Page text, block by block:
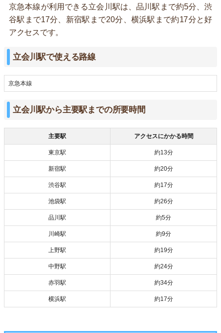
京急本線が利用できる立会川駅は、品川駅まで約5分、渋
谷駅まで17分、新宿駅まで20分、横浜駅まで約17分と好
アクセスです。
立会川駅で使える路線
京急本線
立会川駅から主要駅までの所要時間
主要駅 アクセスにかかる時間
東京駅 約13分
新宿駅 約20分
渋谷駅 約17分
池袋駅 約26分
品川駅 約5分
川崎駅 約9分
上野駅 約19分
中野駅 約24分
赤羽駅 約34分
横浜駅 約17分